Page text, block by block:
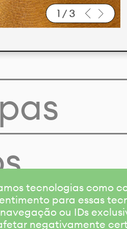
tecnologias como
para essas
ou IDs
negativamente
1 /3